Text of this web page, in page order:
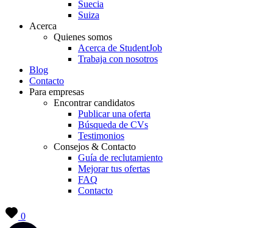
Suecia
Suiza
Acerca
Quienes somos
Acerca de StudentJob
Trabaja con nosotros
Blog
Contacto
Para empresas
Encontrar candidatos
Publicar una oferta
Búsqueda de CVs
Testimonios
Consejos & Contacto
Guía de reclutamiento
Mejorar tus ofertas
FAQ
Contacto
0